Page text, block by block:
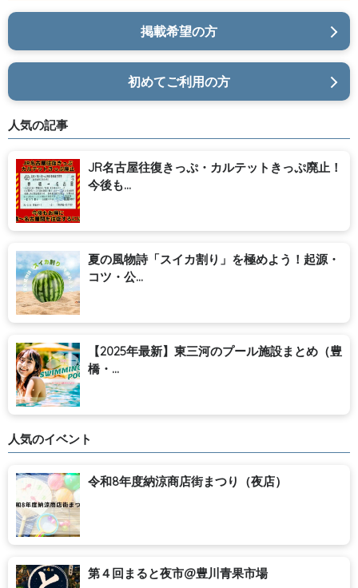
掲載希望の方
初めてご利用の方
人気の記事
JR名古屋往復きっぷ・カルテットきっぷ廃止！
今後も...
夏の風物詩「スイカ割り」を極めよう！起源・
コツ・公...
【2025年最新】東三河のプール施設まとめ（豊
橋・...
人気のイベント
令和8年度納涼商店街まつり（夜店）
第４回まると夜市@豊川青果市場